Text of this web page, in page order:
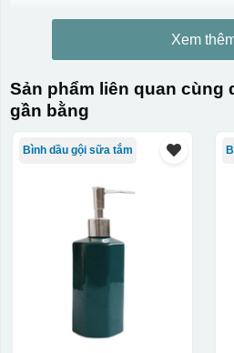
Men vân đá
Xem
Sản phẩm liên quan cùng
gần bằng
Bình dầu gội sữa tắm